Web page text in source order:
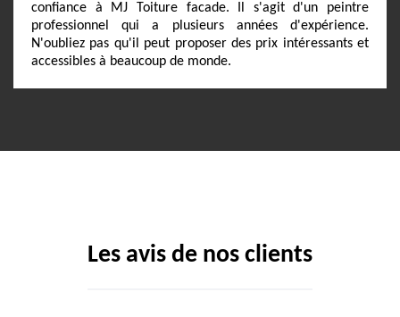
confiance à MJ Toiture facade. Il s'agit d'un peintre
professionnel qui a plusieurs années d'expérience.
N'oubliez pas qu'il peut proposer des prix intéressants et
accessibles à beaucoup de monde.
Les avis de nos clients